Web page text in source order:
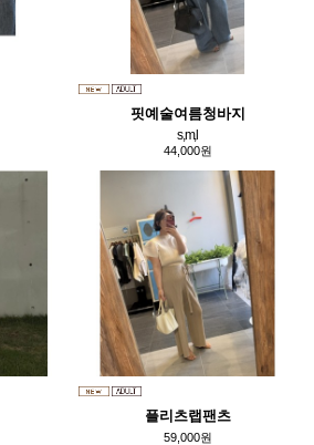
핏예술여름청바지
s,m,l
44,000원
플리츠랩팬츠
59,000원